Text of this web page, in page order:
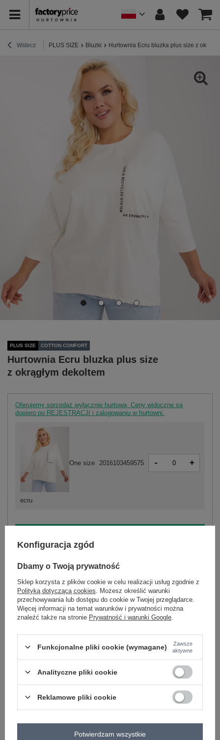
Wstecz PLUS SIZE Bluzki Hurtownia Ecru bluzka plus size z
PLUS SIZE COTTON COMFORT
Hurtownia Ecru bluzka plus size
z okrągłym dekoltem
Oferujemy sprzedaż wyłącznie hurtową. Ceny widoczne są
dopiero po REJESTRACJI i zalogowaniu w hurtowni.
ecru
One size 2016103459575 - +
Masz pytanie? Chętnie pomożemy.
skład materiału : 90% bawełna , 10% elastan
sposób prania : pranie w pralce w 30°C
RELEVANCE
okrągły
dominujący
bawełna
skład materiału 90% bawełna 10% elastan
Konfiguracja zgód
Dbamy o Twoją prywatność
Sklep korzysta z plików cookie w celu realizacji usług zgodnie z
Polityką dotyczącą cookies . Możesz określić warunki
przechowywania lub dostępu do cookie w Twojej przeglądarce.
Więcej informacji na temat warunków i prywatności można
znaleźć także na stronie Prywatność i warunki Google
Funkcjonalne pliki cookie (wymagane)
Zawsze
aktywne
Analityczne pliki cookie
Reklamowe pliki cookie
Potwierdzam wszystkie